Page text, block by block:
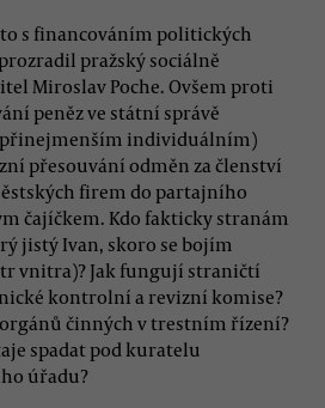
to s financováním politických
pražský sociálně
Miroslav Poche. Ovšem proti
peněz ve státní správě
individuálním)
přesouvání odměn za členství
firem do partajního
čajíčkem. Kdo fakticky stranám
jistý Ivan, skoro se bojím
vnitra)? Jak fungují straničtí
kontrolní a revizní komise?
činných v trestním řízení?
spadat pod kuratelu
úřadu?